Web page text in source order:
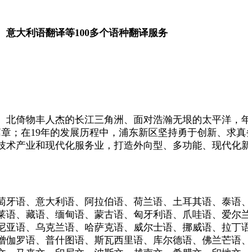
大利语翻译等100多个语种翻译服务
倚物丰人杰的长江三角洲、面对浩瀚无垠的太平洋，
；在19年的发展历程中，浦东新区坚持勇于创新、求
产业和现代化服务业，打造外向型、多功能、现代化
语、意大利语、阿拉伯语、荷兰语、土耳其语、泰语
、藏语、缅甸语、蒙古语、匈牙利语、爪哇语、爱尔
语、乌克兰语、哈萨克语、威尔士语、挪威语、拉丁
罗语、普什图语、斯瓦西里语、库尔德语、佛兰芒语